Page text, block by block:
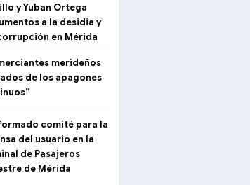
y Yuban Ortega
a la desidia y
en Mérida
merideños
de los apagones
comité para la
del usuario en la
de Pasajeros
de Mérida